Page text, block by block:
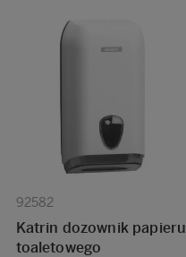
92582
Katrin dozownik papieru
toaletowego